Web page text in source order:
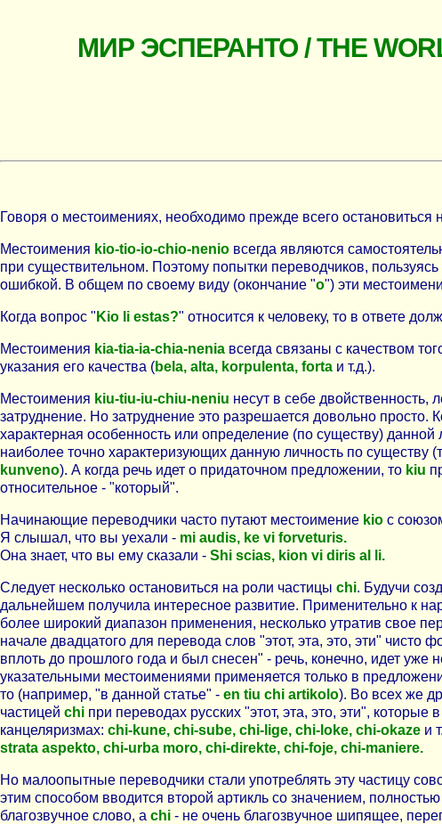
МИР ЭСПЕРАНТО / THE
Говоря о местоимениях, необходимо прежде всего остановиться
Местоимения kio-tio-io-chio-nenio всегда являются
при существительном. Поэтому попытки переводчиков,
ошибкой. В общем по своему виду (окончание "о") эти
Когда вопрос " Kio li estas?" относится к человеку, то в ответе
Местоимения kia-tia-ia-chia-nenia всегда связаны с качеством
указания его качества (bela, alta, korpulenta, forta и т.д.).
Местоимения kiu-tiu-iu-chiu-neniu несут в себе двойственность,
затруднение. Но затруднение это разрешается довольно просто.
характерная особенность или определение (по существу)
наиболее точно характеризующих данную личность по существу
kunveno). А когда речь идет о придаточном предложении, то kiu
относительное - "который".
Начинающие переводчики часто путают местоимение kio с
Я слышал, что вы уехали - mi audis, ke vi forveturis.
Она знает, что вы ему сказали - Shi scias, kion vi diris al li.
Следует несколько остановиться на роли частицы chi. Будучи
дальнейшем получила интересное развитие. Применительно к
более широкий диапазон применения, несколько утратив свое
начале двадцатого для перевода слов "этот, эта, это, эти"
вплоть до прошлого года и был снесен" - речь, конечно, идет
указательными местоимениями применяется только в
то (например, "в данной статье" - en tiu chi artikolo). Во всех же
частицей chi при переводах русских "этот, эта, это, эти",
канцеляризмах: chi-kune, chi-sube, chi-lige, chi-loke, chi-okaze и
strata aspekto, chi-urba moro, chi-direkte, chi-foje, chi-maniere.
Но малоопытные переводчики стали употреблять эту частицу
этим способом вводится второй артикль со значением,
благозвучное слово, а chi - не очень благозвучное шипящее,